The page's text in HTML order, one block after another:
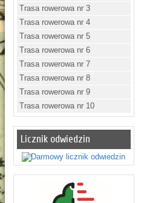
Trasa rowerowa nr 3
Trasa rowerowa nr 4
Trasa rowerowa nr 5
Trasa rowerowa nr 6
Trasa rowerowa nr 7
Trasa rowerowa nr 8
Trasa rowerowa nr 9
Trasa rowerowa nr 10
Licznik odwiedzin